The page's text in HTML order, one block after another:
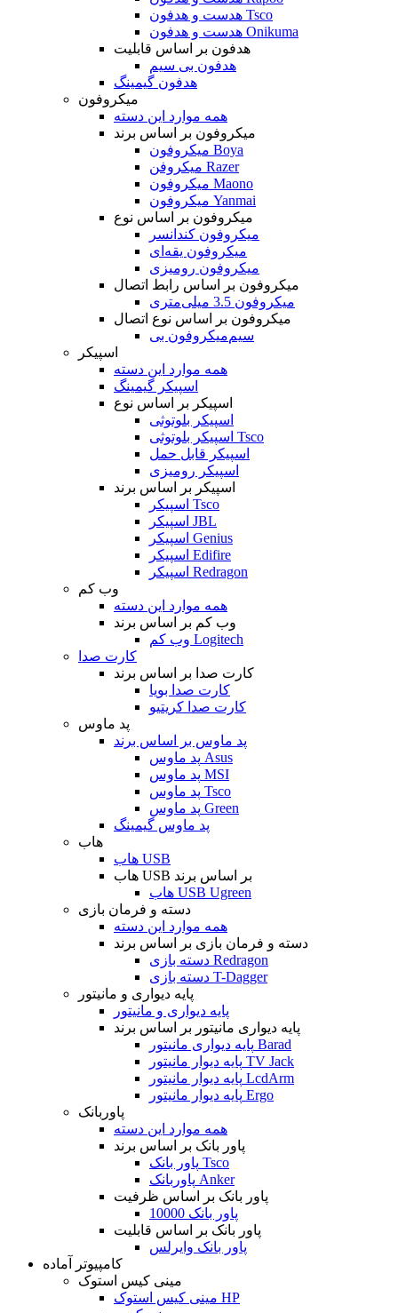
هدست و هدفون Tsco
هدست و هدفون Onikuma
هدفون بر اساس قابلیت
هدفون بی سیم
هدفون گیمینگ
میکروفون
همه موارد این دسته
میکروفون بر اساس برند
میکروفون Boya
میکروفن Razer
میکروفون Maono
میکروفون Yanmai
میکروفون بر اساس نوع
میکروفون کندانسر
میکروفون یقه‌ای
میکروفون رومیزی
میکروفون بر اساس رابط اتصال
میکروفون 3.5 میلی‌متری
میکروفون بر اساس نوع اتصال
میکروفون بی‌‎سیم
اسپیکر
همه موارد این دسته
اسپیکر گیمینگ
اسپیکر بر اساس نوع
اسپیکر بلوتوثی
اسپیکر بلوتوثی Tsco
اسپیکر قابل حمل
اسپیکر رومیزی
اسپیکر بر اساس برند
اسپیکر Tsco
اسپیکر JBL
اسپیکر Genius
اسپیکر Edifire
اسپیکر Redragon
وب کم
همه موارد این دسته
وب کم بر اساس برند
وب کم Logitech
کارت صدا
کارت صدا بر اساس برند
کارت صدا بویا
کارت صدا کریتیو
پد ماوس
پد ماوس بر اساس برند
پد ماوس Asus
پد ماوس MSI
پد ماوس Tsco
پد ماوس Green
پد ماوس گیمینگ
هاب
هاب USB
هاب USB بر اساس برند
هاب USB Ugreen
دسته و فرمان بازی
همه موارد این دسته
دسته و فرمان بازی بر اساس برند
دسته بازی Redragon
دسته بازی T-Dagger
پایه دیواری و مانیتور
پایه دیواری و مانیتور
پایه دیواری مانیتور بر اساس برند
پایه دیواری مانیتور Barad
پایه دیوار مانیتور TV Jack
پایه دیوار مانیتور LcdArm
پایه دیوار مانیتور Ergo
پاوربانک
همه موارد این دسته
پاور بانک بر اساس برند
پاور بانک Tsco
پاوربانک Anker
پاور بانک بر اساس ظرفیت
پاور بانک 10000
پاور بانک بر اساس قابلیت
پاور بانک وایرلس
کامپیوتر آماده
مینی کیس استوک
مینی کیس استوک HP